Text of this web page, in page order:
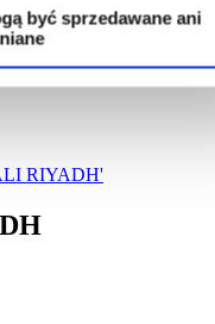
być sprzedawane ani
RIYADH'